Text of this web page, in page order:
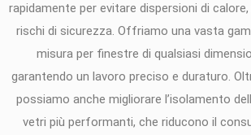
rapidamente per evitare dispersioni di
rischi di sicurezza. Offriamo una vasta
misura per finestre di qualsiasi
garantendo un lavoro preciso e duraturo.
possiamo anche migliorare l’isolamento
vetri più performanti, che riducono il